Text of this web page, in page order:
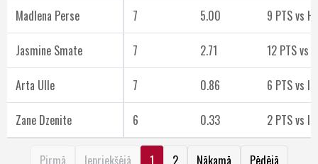
Madlena Perse 7 5.00 9 PTS vs
Jasmine Smate 7 2.71 12 PTS
Arta Ulle 7 0.86 6 PTS vs
Zane Dzenite 6 0.33 2 PTS vs
Pirmā Iepriekšējā 1 2 Nākamā Pēdējā